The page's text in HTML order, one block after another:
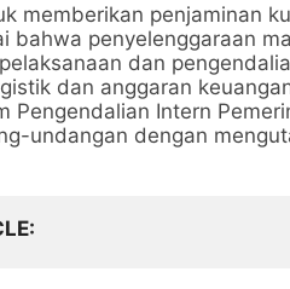
memberikan penjaminan
bahwa penyelenggaraan
dan
dan anggaran
Pengendalian Intern
undangan dengan